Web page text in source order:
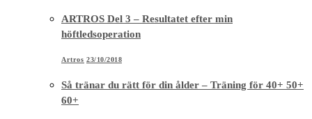
ARTROS Del 3 – Resultatet efter min
höftledsoperation
Artros 23/10/2018
Så tränar du rätt för din ålder – Träning för 40+ 50+
60+